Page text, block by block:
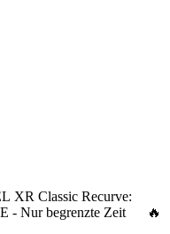
Classic Recurve:
- Nur begrenzte Zeit 🔥